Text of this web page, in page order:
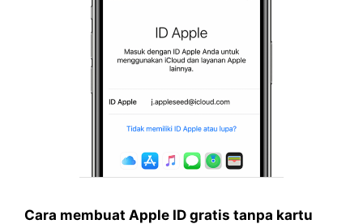
Cara membuat Apple ID gratis tanpa kartu